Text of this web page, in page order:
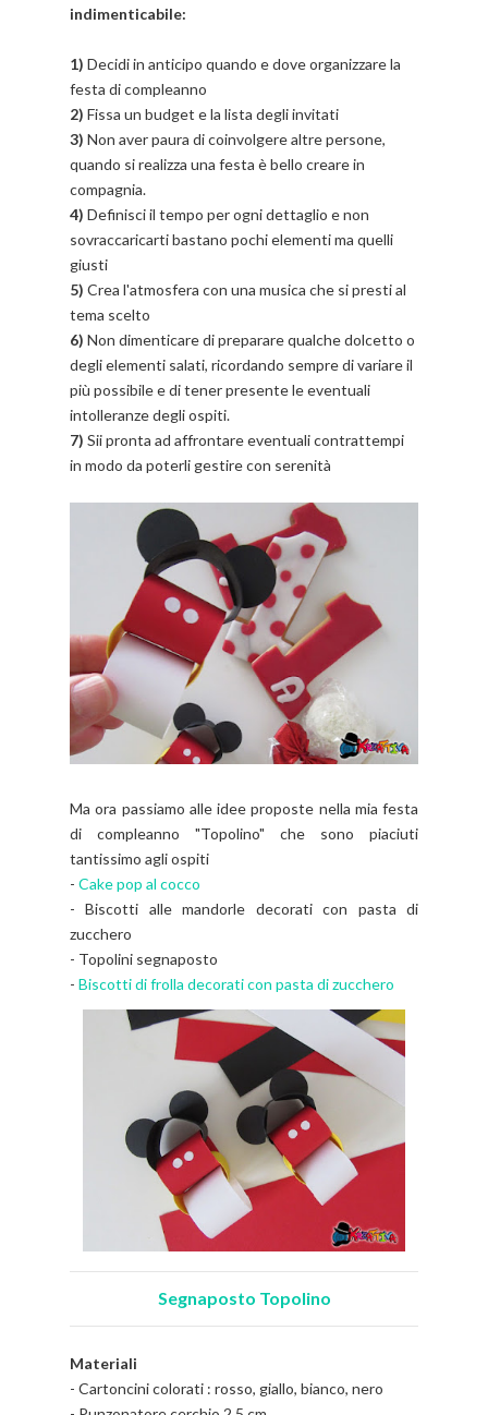
indimenticabile:
1) Decidi in anticipo quando e dove organizzare la
festa di compleanno
2) Fissa un budget e la lista degli invitati
3) Non aver paura di coinvolgere altre persone,
quando si realizza una festa è bello creare in
compagnia.
4) Definisci il tempo per ogni dettaglio e non
sovraccaricarti bastano pochi elementi ma quelli
giusti
5) Crea l'atmosfera con una musica che si presti al
tema scelto
6) Non dimenticare di preparare qualche dolcetto o
degli elementi salati, ricordando sempre di variare il
più possibile e di tener presente le eventuali
intolleranze degli ospiti.
7) Sii pronta ad affrontare eventuali contrattempi
in modo da poterli gestire con serenità
Ma ora passiamo alle idee proposte nella mia festa
di compleanno "Topolino" che sono piaciuti
tantissimo agli ospiti
- Cake pop al cocco
- Biscotti alle mandorle decorati con pasta di
zucchero
- Topolini segnaposto
- Biscotti di frolla decorati con pasta di zucchero
Segnaposto Topolino
Materiali
- Cartoncini colorati : rosso, giallo, bianco, nero